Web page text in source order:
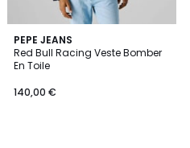
PEPE JEANS
Red Bull Racing Veste Bomber
En Toile
140,00 €